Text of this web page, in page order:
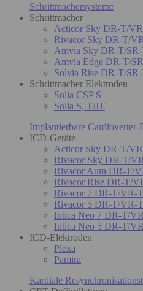
Schrittmachersysteme
Schrittmacher
Acticor Sky DR-T/
Rivacor Sky DR-T/
Amvia Sky DR-T/
Amvia Edge DR-T/
Solvia Rise DR-T/
Schrittmacher Elektroden
Solia CSP S
Solia S, T/JT
Implantierbare
ICD-Geräte
Acticor Sky DR-T/
Rivacor Sky DR-T/
Rivacor Aura DR-T/
Rivacor Rise DR-T/
Rivacor 7 DR-T/VR-
Rivacor 5 DR-T/VR-
Intica Neo 7 DR-T/
Intica Neo 5 DR-T/
ICD-Elektroden
Plexa
Pamira
Kardiale